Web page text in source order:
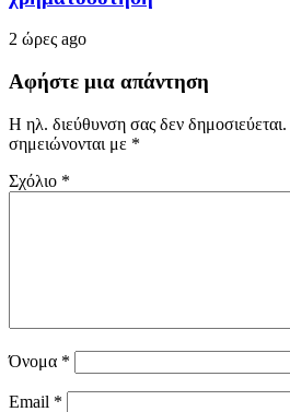
2 ώρες ago
Αφήστε μια απάντηση
Η ηλ. διεύθυνση σας δεν δημοσιεύεται.
σημειώνονται με *
Σχόλιο *
Όνομα *
Email *